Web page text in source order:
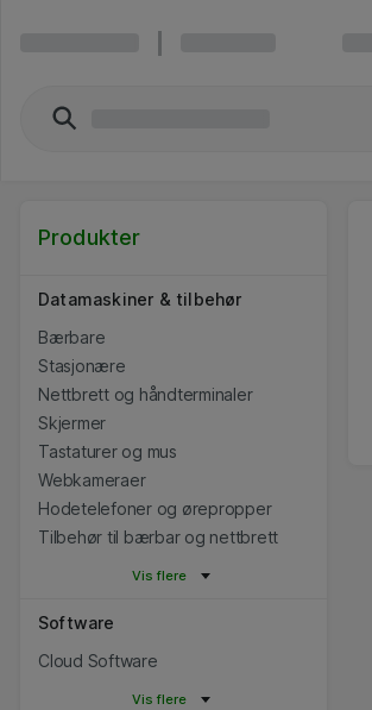
Produkter
Datamaskiner & tilbehør
Bærbare
Stasjonære
Nettbrett og håndterminaler
Skjermer
Tastaturer og mus
Webkameraer
Hodetelefoner og ørepropper
Tilbehør til bærbar og nettbrett
Vis flere
Software
Cloud Software
Vis flere